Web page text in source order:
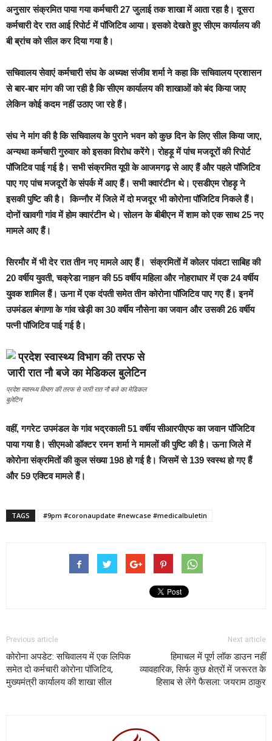
अनुसार संक्रमित पाया गया कर्मचारी 27 जुलाई तक शाखा में आता रहा है। दूसरा
कर्मचारी देर रात आई रिपोर्ट में पॉजिटिव आया। इसको देखते हुए सीएम कार्यालय की
बी ब्रांच को सील कर दिया गया है।
सचिवालय सेवाएं कर्मचारी संघ के अध्यक्ष संजीव शर्मा ने कहा कि सचिवालय प्रशासन
से बार-बार मांग की जा रही है कि सीएम कार्यालय की शाखाओं को बंद किया जाए
लेकिन कोई कदम नहीं उठाए जा रहे हैं।
संघ ने मांग की है कि सचिवालय के पुराने भवन को कुछ दिन के लिए सील किया जाए,
अन्यथा कर्मचारी गुरुवार को इसका विरोध करेंगे। रोहड़ू में पांच मजदूरों की रिपोर्ट
पॉजिटिव पाई गई है। सभी संक्रमित यूपी के आजमगढ़ से आए हैं और पहले पॉजिटिव
पाए गए पांच मजदूरों के संपर्क में आए हैं। सभी क्वारंटीन थे। एसडीएम रोहड़ृ ने
इसकी पुष्टि की है। किन्नौर में जिले में दो मजदूर भी कोरोना पॉजिटिव निकले हैं।
दोनों खावगी गांव में होम क्वारंटीन थे। सोलन के बीबीएन में शाम को एक साथ 25 नए
मामले आए हैं।
सिरमौर में भी देर रात तीन नए मामले आए हैं। संक्रमितों में कोलर पांवटा साबिह की
20 वर्षीय युवती, चक्रेडा नाहन की 55 वर्षीय महिला और नोहराधार में एक 24 वर्षीय
युवक शामिल हैं। ऊना में एक दंपती समेत तीन कोरोना पॉजिटिव पाए गए हैं। इनमें
उपमंडल बंगाणा के गांव खेड़ी का 30 वर्षीय नौसेना का जवान और उसकी 26 वर्षीय
पत्नी पॉजिटिव पाई गई है।
प्रदेश स्वास्थ्य विभाग की तरफ से जारी रात नौ बजे का मेडिकल
बुलेटिन
वहीं, गगरेट उपमंडल के गांव भद्रकाली 51 वर्षीय सीआरपीएफ का जवान पॉजिटिव
पाया गया है। सीएमओ डॉक्टर रमन शर्मा ने मामलों की पुष्टि की है। ऊना जिले में
कोरोना संक्रमितों की कुल संख्या 198 हो गई है। जिसमें से 139 स्वस्थ हो गए हैं
और 59 एक्टिव मामले हैं।
TAGS #9pm #coronaupdate #newcase #medicalbuletin
Previous article
कोरोना अपडेट: सचिवालय में एक लिपिक
समेत दो कर्मचारी कोरोना पॉजिटिव,
मुख्यमंत्री कार्यालय की शाखा सील
Next article
हिमाचल में पूर्ण लॉक डाउन नहीं
व्यावहारिक, सिर्फ कुछ क्षेत्रों में जरूरत के
हिसाब से लेंगे फैसला: जयराम ठाकुर